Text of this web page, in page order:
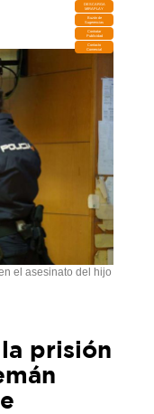
DESCARGA
MIRAPLAY
Buzón de
Sugerencias
Contratar
Publicidad
Contacto
Comercial
el asesinato del hijo
prisión